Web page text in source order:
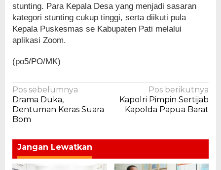
stunting. Para Kepala Desa yang menjadi sasaran
kategori stunting cukup tinggi, serta diikuti pula
Kepala Puskesmas se Kabupaten Pati melalui
aplikasi Zoom.
(po5/PO/MK)
Navigasi
pos
Pos sebelumnya
Drama Duka,
Dentuman Keras Suara
Bom
Pos berikutnya
Kapolri Pimpin Sertijab
Kapolda Papua Barat
Jangan Lewatkan